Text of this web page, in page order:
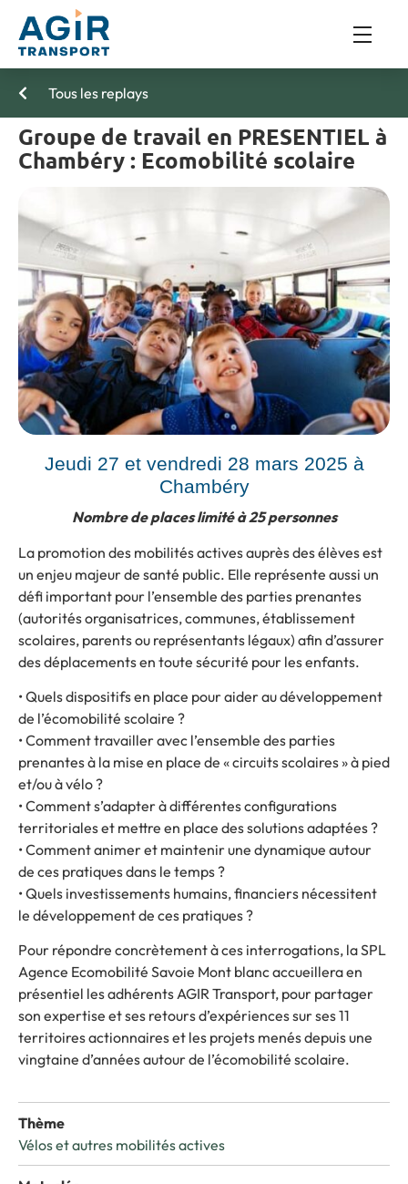
Tous les replays
Groupe de travail en PRESENTIEL à
Chambéry : Ecomobilité scolaire
Jeudi 27 et vendredi 28 mars 2025 à
Chambéry
Nombre de places limité à 25 personnes
La promotion des mobilités actives auprès des élèves est
un enjeu majeur de santé public. Elle représente aussi un
défi important pour l’ensemble des parties prenantes
(autorités organisatrices, communes, établissement
scolaires, parents ou représentants légaux) afin d’assurer
des déplacements en toute sécurité pour les enfants.
• Quels dispositifs en place pour aider au développement
de l’écomobilité scolaire ?
• Comment travailler avec l’ensemble des parties
prenantes à la mise en place de « circuits scolaires » à pied
et/ou à vélo ?
• Comment s’adapter à différentes configurations
territoriales et mettre en place des solutions adaptées ?
• Comment animer et maintenir une dynamique autour
de ces pratiques dans le temps ?
• Quels investissements humains, financiers nécessitent
le développement de ces pratiques ?
Pour répondre concrètement à ces interrogations, la SPL
Agence Ecomobilité Savoie Mont blanc accueillera en
présentiel les adhérents AGIR Transport, pour partager
son expertise et ses retours d’expériences sur ses 11
territoires actionnaires et les projets menés depuis une
vingtaine d’années autour de l’écomobilité scolaire.
Thème
Vélos et autres mobilités actives